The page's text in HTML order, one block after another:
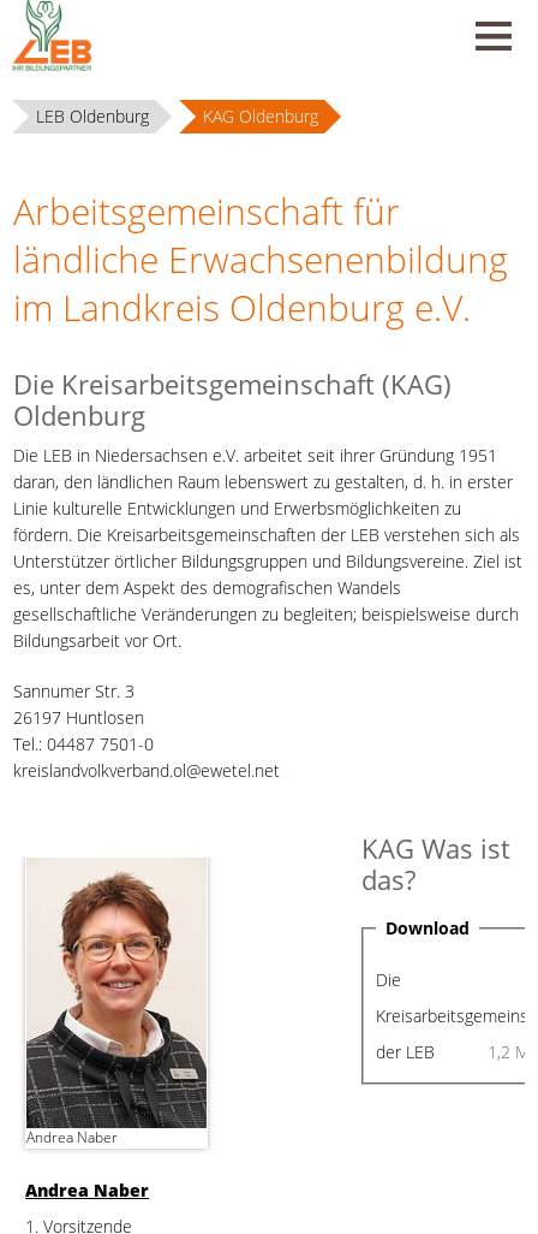
LEB Oldenburg KAG Oldenburg
Arbeitsgemeinschaft für
ländliche Erwachsenenbildung
im Landkreis Oldenburg e.V.
Die Kreisarbeitsgemeinschaft (KAG)
Oldenburg
Die LEB in Niedersachsen e.V. arbeitet seit ihrer Gründung 1951
daran, den ländlichen Raum lebenswert zu gestalten, d. h. in erster
Linie kulturelle Entwicklungen und Erwerbsmöglichkeiten zu
fördern. Die Kreisarbeitsgemeinschaften der LEB verstehen sich als
Unterstützer örtlicher Bildungsgruppen und Bildungsvereine. Ziel ist
es, unter dem Aspekt des demografischen Wandels
gesellschaftliche Veränderungen zu begleiten; beispielsweise durch
Bildungsarbeit vor Ort.
Sannumer Str. 3
26197 Huntlosen
Tel.: 04487 7501-0
kreislandvolkverband.ol@ewetel.net
Andrea Naber
Andrea Naber
1. Vorsitzende
KAG Was ist
das?
Download
Die
der LEB
1,2